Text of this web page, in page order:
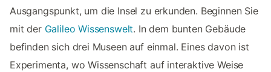
Ausgangspunkt, um die Insel zu erkunden. Beginnen Sie
mit der Galileo Wissenswelt. In dem bunten Gebäude
befinden sich drei Museen auf einmal. Eines davon ist
Experimenta, wo Wissenschaft auf interaktive Weise